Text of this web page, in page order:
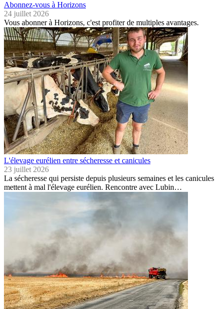
Abonnez-vous à Horizons
24 juillet 2026
Vous abonner à Horizons, c'est profiter de multiples avantages.
L'élevage eurélien entre sécheresse et canicules
23 juillet 2026
La sécheresse qui persiste depuis plusieurs semaines et les canicules
mettent à mal l'élevage eurélien. Rencontre avec Lubin…